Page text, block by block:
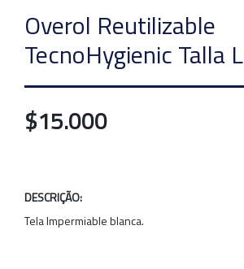
Overol Reutilizable
TecnoHygienic Talla L
$15.000
DESCRIÇÃO:
Tela Impermiable blanca.